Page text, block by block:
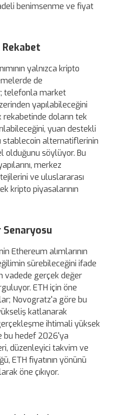
benimsenme ve fiyat
yalnızca kripto
de
telefonla market
yapılabileceğini
doların tek
yuan destekli
stablecoin alternatiflerinin
olduğunu söylüyor. Bu
merkez
ve uluslararası
kripto piyasalarının
Ethereum alımlarının
sürebileceğini ifade
vadede gerçek değer
ETH için öne
Novogratz'a göre bu
katlanarak
ihtimali yüksek
bu hedef 2026'ya
düzenleyici takvim ve
ETH fiyatının yönünü
öne çıkıyor.